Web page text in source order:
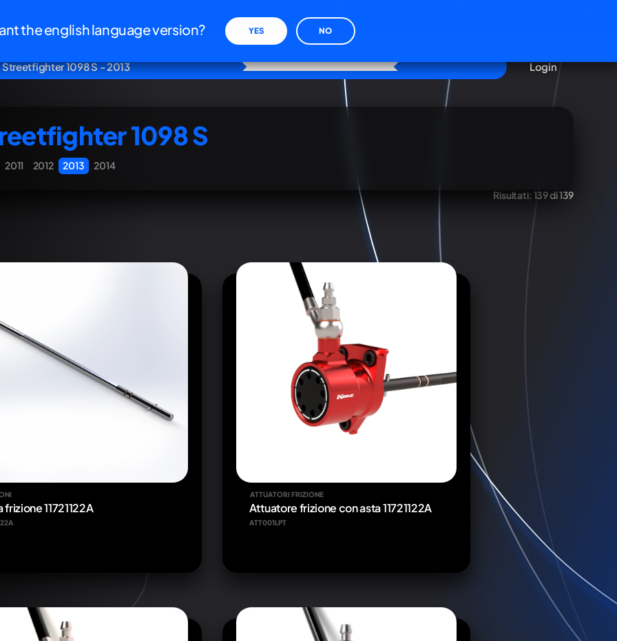
Streetfighter 1098 S - 2013 Login
1098 S
2011 2012 2013 2014
Risultati: 139 di 139
frizione 11721122A
ATTUATORI FRIZIONE
Attuatore frizione con asta 11721122A
ATT001LPT
the english language version? YES NO